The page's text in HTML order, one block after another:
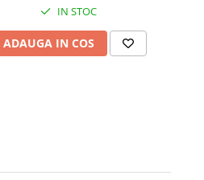
IN STOC
ADAUGA IN COS